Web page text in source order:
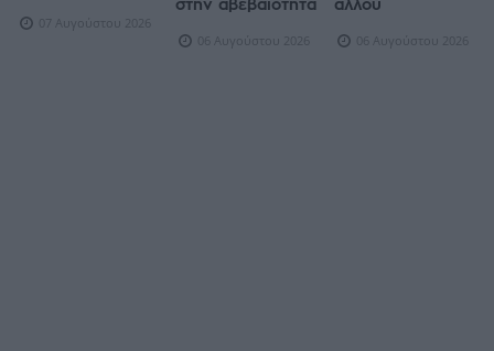
07 Αυγούστου 2026
στην αβεβαιότητα
06 Αυγούστου 2026
αλλού
06 Αυγούστου 2026